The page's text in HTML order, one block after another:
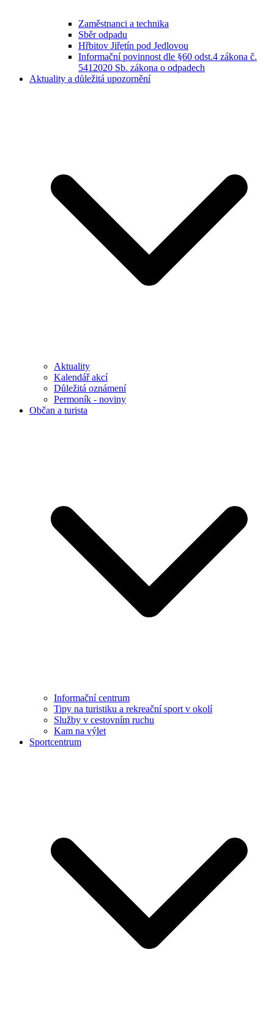
Zaměstnanci a technika
Sběr odpadu
Hřbitov Jiřetín pod Jedlovou
Informační povinnost dle §60 odst.4 zákona č.
5412020 Sb. zákona o odpadech
Aktuality a důležitá upozornění
Aktuality
Kalendář akcí
Důležitá oznámení
Permoník - noviny
Občan a turista
Informační centrum
Tipy na turistiku a rekreační sport v okolí
Služby v cestovním ruchu
Kam na výlet
Sportcentrum